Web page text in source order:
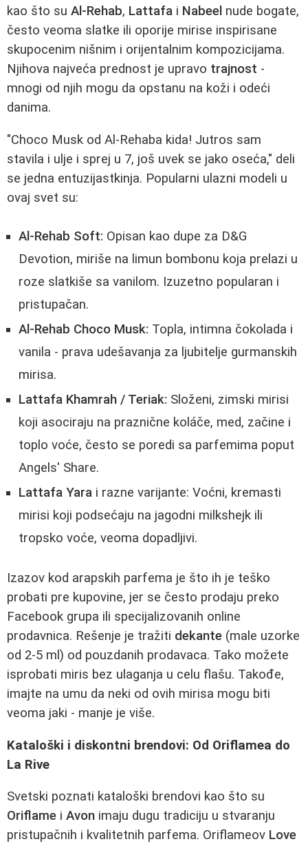
kao što su Al-Rehab, Lattafa i Nabeel nude bogate,
često veoma slatke ili oporije mirise inspirisane
skupocenim nišnim i orijentalnim kompozicijama.
Njihova najveća prednost je upravo trajnost -
mnogi od njih mogu da opstanu na koži i odeći
danima.
"Choco Musk od Al-Rehaba kida! Jutros sam
stavila i ulje i sprej u 7, još uvek se jako oseća," deli
se jedna entuzijastkinja. Popularni ulazni modeli u
ovaj svet su:
Al-Rehab Soft: Opisan kao dupe za D&G
Devotion, miriše na limun bombonu koja prelazi u
roze slatkiše sa vanilom. Izuzetno popularan i
pristupačan.
Al-Rehab Choco Musk: Topla, intimna čokolada i
vanila - prava udešavanja za ljubitelje gurmanskih
mirisa.
Lattafa Khamrah / Teriak: Složeni, zimski mirisi
koji asociraju na praznične koláče, med, začine i
toplo voće, često se poredi sa parfemima poput
Angels' Share.
Lattafa Yara i razne varijante: Voćni, kremasti
mirisi koji podsećaju na jagodni milkshejk ili
tropsko voće, veoma dopadljivi.
Izazov kod arapskih parfema je što ih je teško
probati pre kupovine, jer se često prodaju preko
Facebook grupa ili specijalizovanih online
prodavnica. Rešenje je tražiti dekante (male uzorke
od 2-5 ml) od pouzdanih prodavaca. Tako možete
isprobati miris bez ulaganja u celu flašu. Takođe,
imajte na umu da neki od ovih mirisa mogu biti
veoma jaki - manje je više.
Kataloški i diskontni brendovi: Od Oriflamea do
La Rive
Svetski poznati kataloški brendovi kao što su
Oriflame i Avon imaju dugu tradiciju u stvaranju
pristupačnih i kvalitetnih parfema. Oriflameov Love